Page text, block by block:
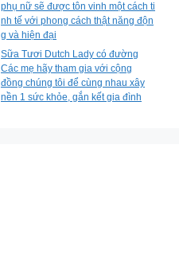
phụ nữ sẽ được tôn vinh một cách ti
nh tế với phong cách thật năng độn
g và hiện đại
Sữa Tươi Dutch Lady có đường
Các mẹ hãy tham gia với cộng
đồng chúng tôi để cùng nhau xây
nền 1 sức khỏe, gắn kết gia đình